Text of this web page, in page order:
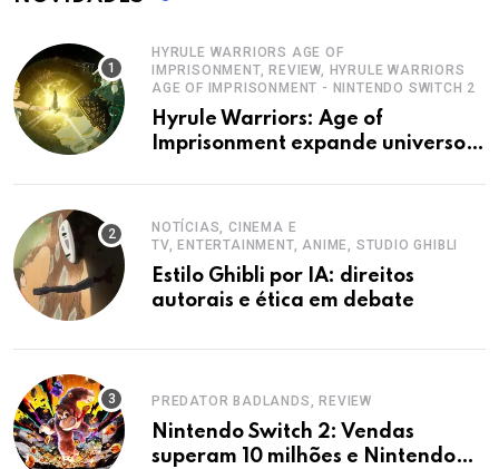
HYRULE WARRIORS AGE OF
IMPRISONMENT, REVIEW, HYRULE WARRIORS
AGE OF IMPRISONMENT - NINTENDO SWITCH 2
Hyrule Warriors: Age of
Imprisonment expande universo
NOTÍCIAS, CINEMA E
TV, ENTERTAINMENT, ANIME, STUDIO GHIBLI
Estilo Ghibli por IA: direitos
autorais e ética em debate
PREDATOR BADLANDS, REVIEW
Nintendo Switch 2: Vendas
superam 10 milhões e Nintendo